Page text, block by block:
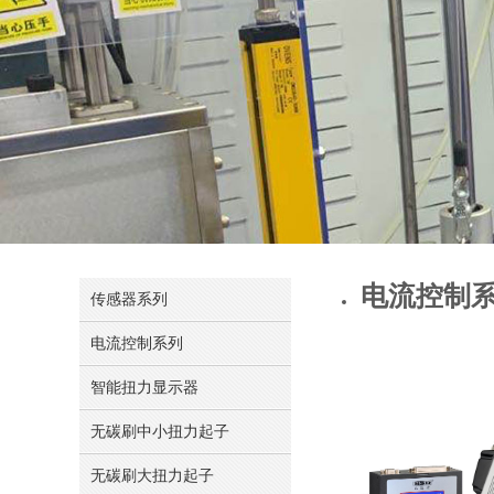
电流控制
传感器系列
电流控制系列
智能扭力显示器
无碳刷中小扭力起子
无碳刷大扭力起子